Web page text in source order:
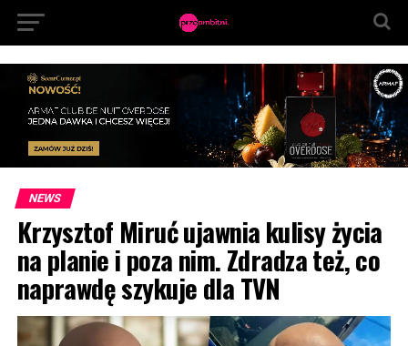
NEWS
Krzysztof Miruć ujawnia kulisy życia
na planie i poza nim. Zdradza też, co
naprawdę szykuje dla TVN